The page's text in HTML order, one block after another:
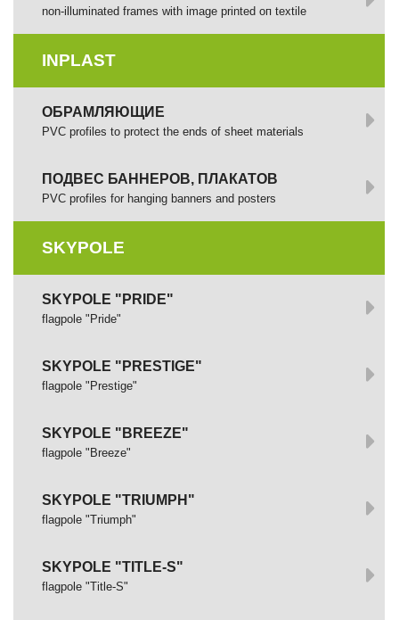
non-illuminated frames with image printed оп textile
INPLAST
ОБРАМЛЯЮЩИЕ
PVC profiles to protect the ends of sheet materials
ПОДВЕС БАННЕРОВ, ПЛАКАТОВ
PVC profiles for hanging banners and posters
SKYPOLE
SKYPOLE "PRIDE"
flagpole "Pride"
SKYPOLE "PRESTIGE"
flagpole "Prestige"
SKYPOLE "BREEZE"
flagpole "Breeze"
SKYPOLE "TRIUMPH"
flagpole "Triumph"
SKYPOLE "TITLE-S"
flagpole "Title-S"